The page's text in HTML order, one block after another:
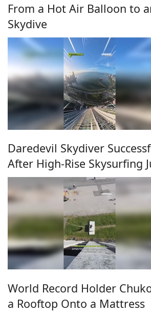
From a Hot Air Balloon to
Skydive
Daredevil Skydiver
After High-Rise Skysurfing
World Record Holder
a Rooftop Onto a Mattress